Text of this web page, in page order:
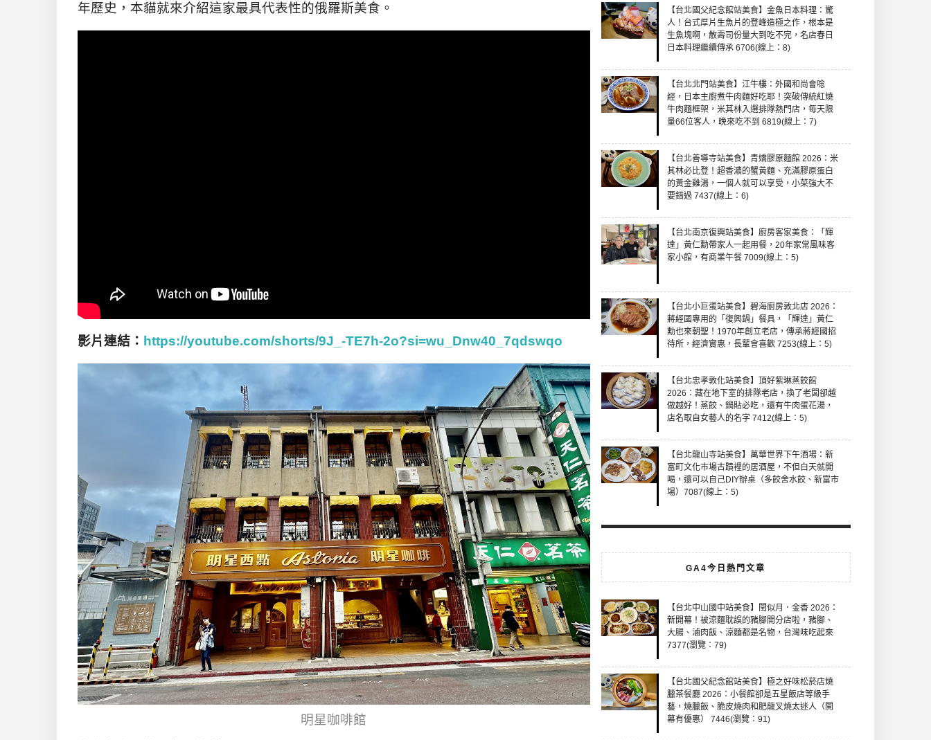
年歷史，本貓就來介紹這家最具代表性的俄羅斯美食。
影片連結： https://youtube.com/shorts/9J_-TE7h-2o?si=wu_Dnw40_7qdswqo
明星咖啡館
【台北國父紀念館站美食】金魚日本料理：驚
人！台式厚片生魚片的登峰造極之作，根本是
生魚塊啊，散壽司份量大到吃不完，名店春日
日本料理繼續傳承 6706(線上：8)
【台北北門站美食】江牛樓：外國和尚會唸
經，日本主廚煮牛肉麵好吃耶！突破傳統紅燒
牛肉麵框架，米其林入選排隊熱門店，每天限
量66位客人，晚來吃不到 6819(線上：7)
【台北善導寺站美食】青嬌膠原麵館 2026：米
其林必比登！超香濃的蟹黃麵、充滿膠原蛋白
的黃金雞湯，一個人就可以享受，小菜強大不
要錯過 7437(線上：6)
【台北南京復興站美食】廚房客家美食：「輝
達」黃仁勳帶家人一起用餐，20年家常風味客
家小館，有商業午餐 7009(線上：5)
【台北小巨蛋站美食】碧海廚房敦北店 2026：
蔣經國專用的「復興鍋」餐具，「輝達」黃仁
勳也來朝聖！1970年創立老店，傳承蔣經國招
待所，經濟實惠，長輩會喜歡 7253(線上：5)
【台北忠孝敦化站美食】頂好紫琳蒸餃館
2026：藏在地下室的排隊老店，換了老闆卻越
做越好！蒸餃、鍋貼必吃，還有牛肉蛋花湯，
店名取自女藝人的名字 7412(線上：5)
【台北龍山寺站美食】萬華世界下午酒場：新
富町文化市場古蹟裡的居酒屋，不但白天就開
喝，還可以自己DIY辦桌（多餃舍水餃、新富市
場）7087(線上：5)
GA4今日熱門文章
【台北中山國中站美食】閏似月．金香 2026：
新開幕！被涼麵耽誤的豬腳開分店啦，豬腳、
大腸、滷肉飯、涼麵都是名物，台灣味吃起來
7377(瀏覽：79)
【台北國父紀念館站美食】極之好味松菸店燒
臘茶餐廳 2026：小餐館卻是五星飯店等級手
藝，燒臘飯、脆皮燒肉和肥龍叉燒太迷人（開
幕有優惠） 7446(瀏覽：91)